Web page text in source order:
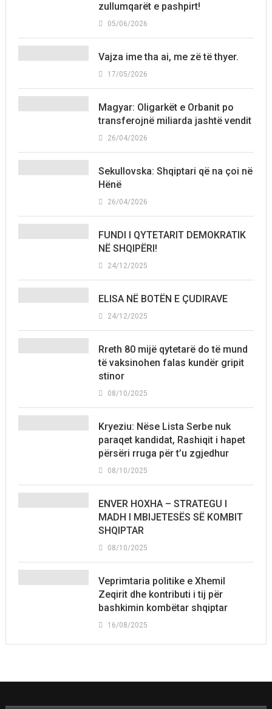
zullumqarët e pashpirt!
05/06/2026
Vajza ime tha ai, me zë të thyer.
17/05/2026
Magyar: Oligarkët e Orbanit po
transferojnë miliarda jashtë vendit
26/04/2026
Sekullovska: Shqiptari që na çoi në
Hënë
26/04/2026
FUNDI I QYTETARIT DEMOKRATIK
NË SHQIPËRI!
24/12/2025
ELISA NË BOTËN E ÇUDIRAVE
24/12/2025
Rreth 80 mijë qytetarë do të mund
të vaksinohen falas kundër gripit
stinor
08/10/2025
Kryeziu: Nëse Lista Serbe nuk
paraqet kandidat, Rashiqit i hapet
përsëri rruga për t’u zgjedhur
08/10/2025
ENVER HOXHA – STRATEGU I
MADH I MBIJETESËS SË KOMBIT
SHQIPTAR
08/10/2025
Veprimtaria politike e Xhemil
Zeqirit dhe kontributi i tij për
bashkimin kombëtar shqiptar
16/08/2025